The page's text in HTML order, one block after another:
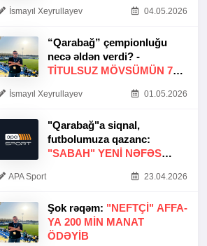
İsmayıl Xeyrullayev 04.05.2026
“Qarabağ” çempionluğu
necə əldən verdi? -
TITULSUZ MÖVSÜMÜN 7
İsmayıl Xeyrullayev 01.05.2026
"Qarabağ"a siqnal,
futbolumuza qazanc:
"SABAH" YENI NƏFƏS
APA Sport 23.04.2026
Şok rəqəm: "NEFTÇI" AFFA-
YA 200 MIN MANAT
ÖDƏYIB